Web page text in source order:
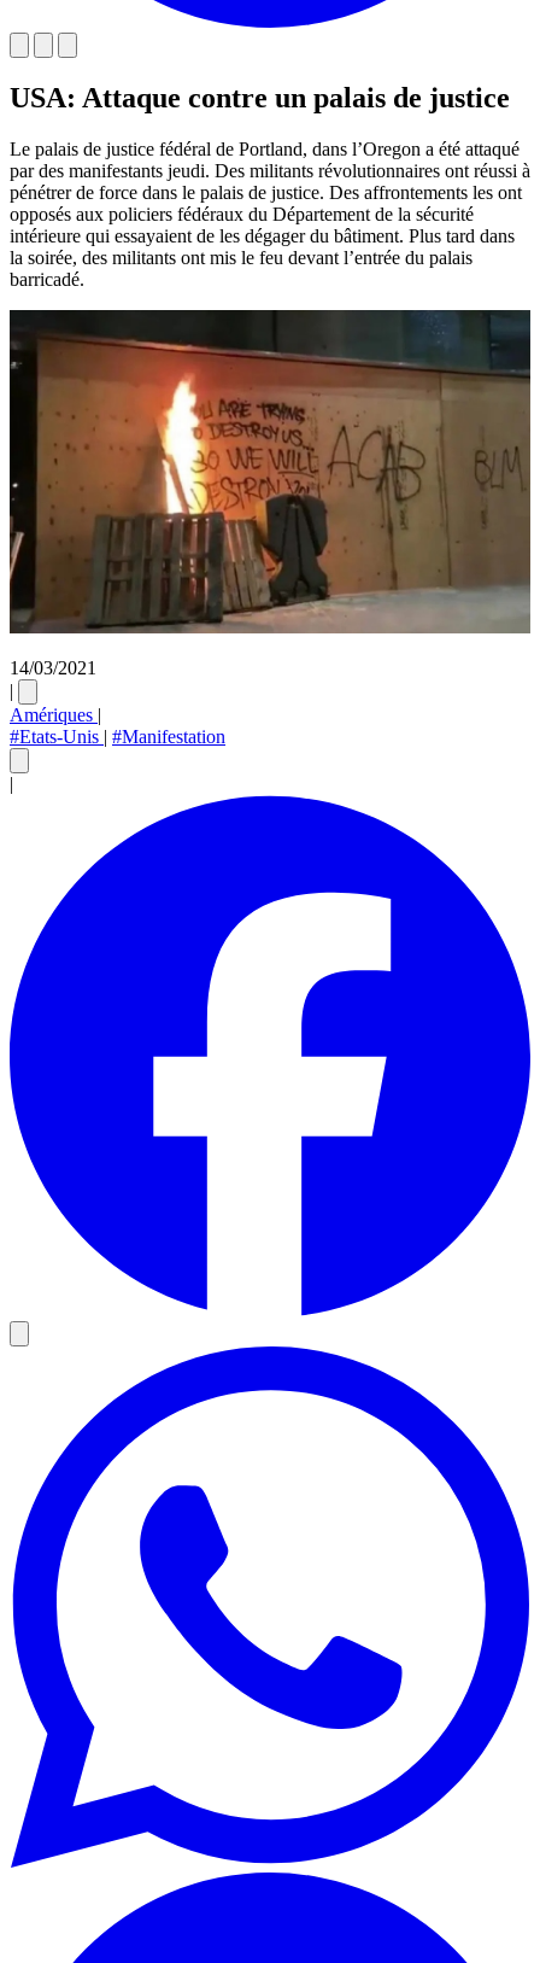
USA: Attaque contre un palais de justice
Le palais de justice fédéral de Portland, dans l’Oregon a été attaqué
par des manifestants jeudi. Des militants révolutionnaires ont réussi à
pénétrer de force dans le palais de justice. Des affrontements les ont
opposés aux policiers fédéraux du Département de la sécurité
intérieure qui essayaient de les dégager du bâtiment. Plus tard dans
la soirée, des militants ont mis le feu devant l’entrée du palais
barricadé.
14/03/2021
|
Amériques |
#Etats-Unis | #Manifestation
|